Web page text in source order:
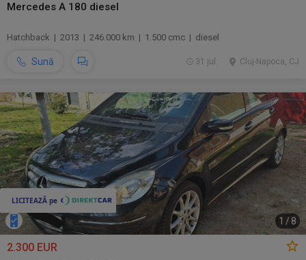
Mercedes A 180 diesel
Hatchback | 2013 | 246.000 km | 1.500 cmc | diesel
Sună Cluj-Napoca, CJ
31 jul.
1 / 8
2.300 EUR